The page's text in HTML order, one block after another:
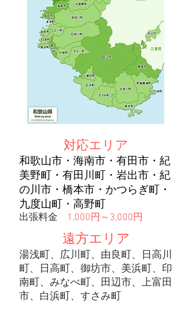
対応エリア
和歌山市・海南市・有田市・紀
美野町・有田川町・岩出市・紀
の川市・橋本市・かつらぎ町・
九度山町・高野町
出張料金 1,000円～3,000円
遠方エリア
湯浅町、広川町、由良町、日高川
町、日高町、御坊市、美浜町、印
南町、みなべ町、田辺市、上富田
市、白浜町、すさみ町